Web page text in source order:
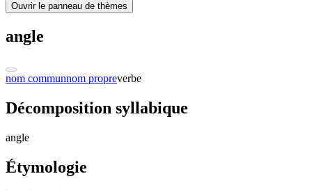
Ouvrir le panneau de thèmes
angle
nom communnom propreverbe
Décomposition syllabique
angle
Étymologie